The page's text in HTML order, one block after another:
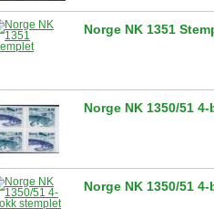
Norge NK 1351
Norge NK 1350/51
Norge NK 1350/51